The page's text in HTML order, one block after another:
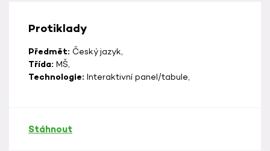
Protiklady
Předmět: Český jazyk,
Třída: MŠ,
Technologie: Interaktivní panel/tabule,
Stáhnout